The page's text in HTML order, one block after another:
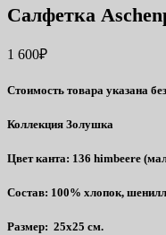
Салфетка
1 600₽
Стоимость товара указана
Коллекция Золушка
Цвет канта: 136 himbeere
Состав: 100% хлопок, шенилл
Размер: 25х25 см.